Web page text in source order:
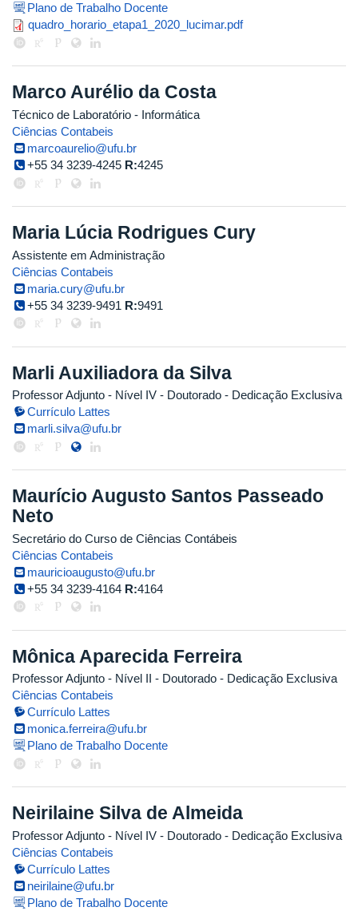
Plano de Trabalho Docente
quadro_horario_etapa1_2020_lucimar.pdf
Marco Aurélio da Costa
Técnico de Laboratório - Informática
Ciências Contabeis
marcoaurelio@ufu.br
+55 34 3239-4245 R:4245
Maria Lúcia Rodrigues Cury
Assistente em Administração
Ciências Contabeis
maria.cury@ufu.br
+55 34 3239-9491 R:9491
Marli Auxiliadora da Silva
Professor Adjunto - Nível IV - Doutorado - Dedicação Exclusiva
Currículo Lattes
marli.silva@ufu.br
Maurício Augusto Santos Passeado
Neto
Secretário do Curso de Ciências Contábeis
Ciências Contabeis
mauricioaugusto@ufu.br
+55 34 3239-4164 R:4164
Mônica Aparecida Ferreira
Professor Adjunto - Nível II - Doutorado - Dedicação Exclusiva
Ciências Contabeis
Currículo Lattes
monica.ferreira@ufu.br
Plano de Trabalho Docente
Neirilaine Silva de Almeida
Professor Adjunto - Nível IV - Doutorado - Dedicação Exclusiva
Ciências Contabeis
Currículo Lattes
neirilaine@ufu.br
Plano de Trabalho Docente